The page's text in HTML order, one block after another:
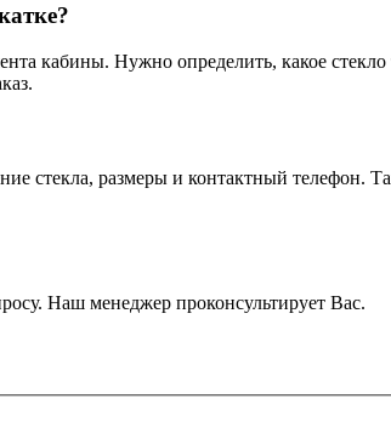
кабины. Нужно определить, какое
стекла, размеры и контактный телефон.
Наш менеджер проконсультирует Вас.